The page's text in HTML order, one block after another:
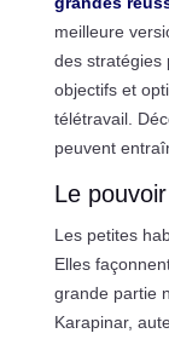
meilleure
des stratégies
objectifs et
télétravail.
peuvent
Le
Les petites
Elles
grande partie
Karapinar,